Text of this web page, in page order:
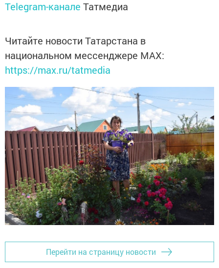
Telegram-канале Татмедиа
Читайте новости Татарстана в
национальном мессенджере MАХ:
https://max.ru/tatmedia
Перейти на страницу новости